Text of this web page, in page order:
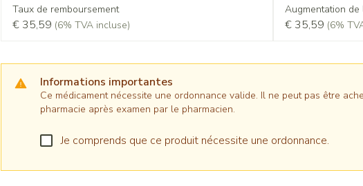
Taux de remboursement
€ 35,59 (6% TVA incluse)
Augmentation
€ 35,59 (6%
Informations importantes
Ce médicament nécessite une ordonnance valide. Il ne peut pas être
pharmacie après examen par le pharmacien.
Je comprends que ce produit nécessite une ordonnance.